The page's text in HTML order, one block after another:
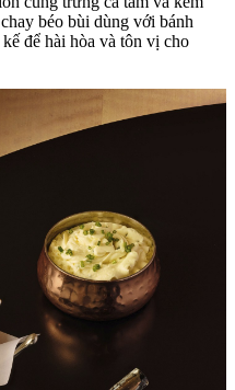
béo bùi dùng với bánh
để hài hòa và tôn vị cho